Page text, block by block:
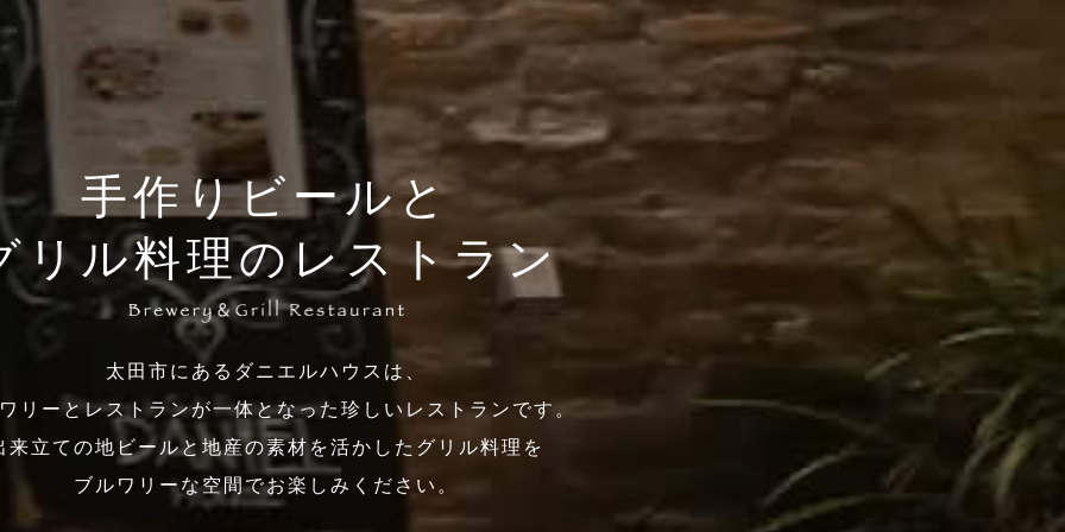
手作りビールと
リル料理のレストラン
太田市にあるダニエルハウスは、
リーとレストランが一体となった珍しいレストランです。
来立ての地ビールと地産の素材を活かしたグリル料理を
ブルワリーな空間でお楽しみください。